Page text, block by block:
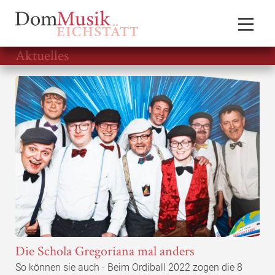
Aktuelles
Die Schola Gregoriana mal anders
So können sie auch - Beim Ordiball 2022 zogen die 8